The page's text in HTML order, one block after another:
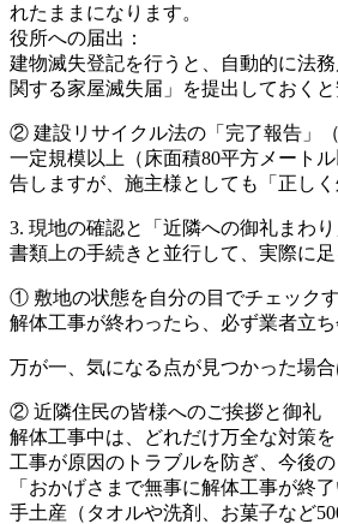
れたままになります。
役所への届出：
建物滅失登記を行うと、自動的に法
関する家屋滅失届」を提出しておくと
② 建設リサイクル法の「完了報告」（
一定規模以上（床面積80平方メート
告しますが、施主様としても「正し
3. 現地の確認と「近隣への御礼まわり
書類上の手続きと並行して、実際に
① 敷地の状態を自分の目でチェック
解体工事が終わったら、必ず業者立
万が一、気になる点が見つかった場
② 近隣住民の皆様へのご挨拶と御礼
解体工事中は、どれだけ万全な対策
工事が原因のトラブルを防ぎ、今後
「おかげさまで無事に解体工事が終
手土産（タオルや洗剤、お菓子など